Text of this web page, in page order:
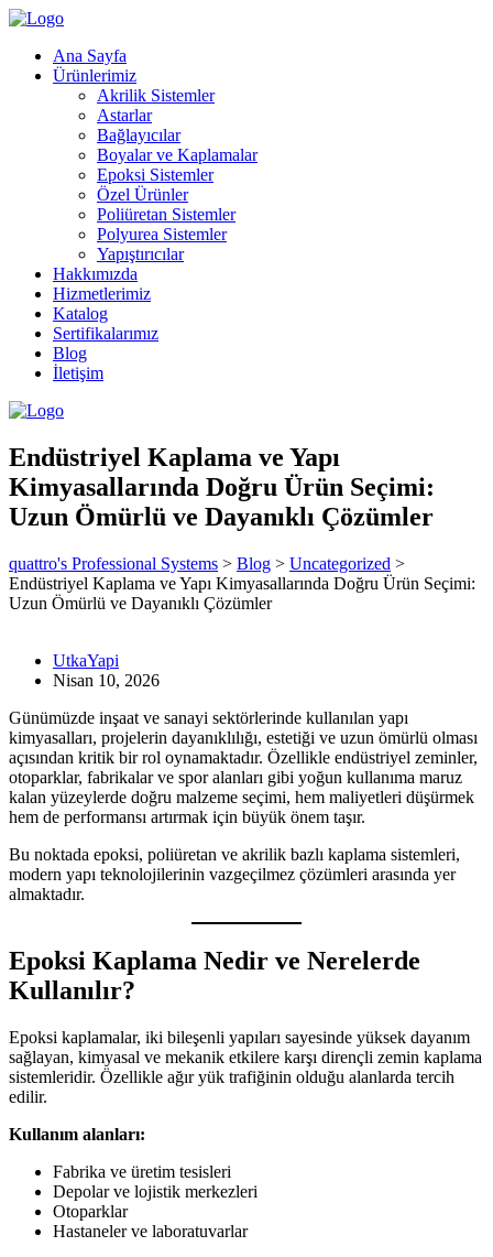
Ana Sayfa
Ürünlerimiz
Akrilik Sistemler
Astarlar
Bağlayıcılar
Boyalar ve Kaplamalar
Epoksi Sistemler
Özel Ürünler
Poliüretan Sistemler
Polyurea Sistemler
Yapıştırıcılar
Hakkımızda
Hizmetlerimiz
Katalog
Sertifikalarımız
Blog
İletişim
Endüstriyel Kaplama ve Yapı
Kimyasallarında Doğru Ürün Seçimi:
Uzun Ömürlü ve Dayanıklı Çözümler
quattro's Professional Systems > Blog > Uncategorized >
Endüstriyel Kaplama ve Yapı Kimyasallarında Doğru Ürün Seçimi:
Uzun Ömürlü ve Dayanıklı Çözümler
UtkaYapi
Nisan 10, 2026
Günümüzde inşaat ve sanayi sektörlerinde kullanılan yapı
kimyasalları, projelerin dayanıklılığı, estetiği ve uzun ömürlü olması
açısından kritik bir rol oynamaktadır. Özellikle endüstriyel zeminler,
otoparklar, fabrikalar ve spor alanları gibi yoğun kullanıma maruz
kalan yüzeylerde doğru malzeme seçimi, hem maliyetleri düşürmek
hem de performansı artırmak için büyük önem taşır.
Bu noktada epoksi, poliüretan ve akrilik bazlı kaplama sistemleri,
modern yapı teknolojilerinin vazgeçilmez çözümleri arasında yer
almaktadır.
Epoksi Kaplama Nedir ve Nerelerde
Kullanılır?
Epoksi kaplamalar, iki bileşenli yapıları sayesinde yüksek dayanım
sağlayan, kimyasal ve mekanik etkilere karşı dirençli zemin kaplama
sistemleridir. Özellikle ağır yük trafiğinin olduğu alanlarda tercih
edilir.
Kullanım alanları:
Fabrika ve üretim tesisleri
Depolar ve lojistik merkezleri
Otoparklar
Hastaneler ve laboratuvarlar